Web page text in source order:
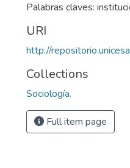
Palabras claves:
URI
http://
Collections
Sociología.
Full item page